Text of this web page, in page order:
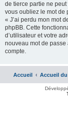
de tierce partie ne
vous oubliez le mot de
« J’ai perdu mon mot
phpBB. Cette
d’utilisateur et votre
nouveau mot de
compte.
Accueil Accueil